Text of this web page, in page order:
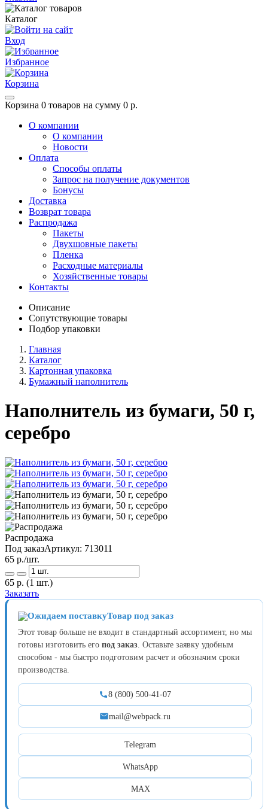
Каталог
Вход
Избранное
Корзина
Корзина 0 товаров на сумму 0 р.
О компании
О компании
Новости
Оплата
Способы оплаты
Запрос на получение документов
Бонусы
Доставка
Возврат товара
Распродажа
Пакеты
Двухшовные пакеты
Пленка
Расходные материалы
Хозяйственные товары
Контакты
Описание
Сопутствующие товары
Подбор упаковки
Главная
Каталог
Картонная упаковка
Бумажный наполнитель
Наполнитель из бумаги, 50 г,
серебро
Распродажа
Под заказАртикул: 713011
65 р./шт.
65 р. (1 шт.)
Заказать
Товар под заказ
Этот товар больше не входит в стандартный ассортимент, но мы
готовы изготовить его под заказ . Оставьте заявку удобным
способом - мы быстро подготовим расчет и обозначим сроки
производства.
8 (800) 500-41-07
mail@webpack.ru
Telegram
WhatsApp
MAX